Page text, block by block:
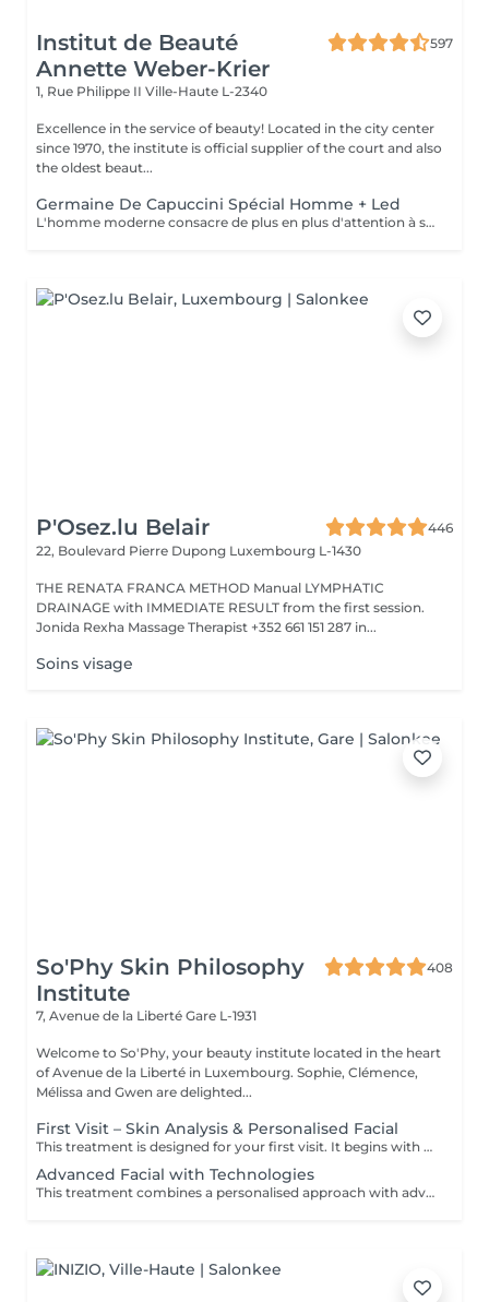
Institut de Beauté
Annette Weber-Krier
597
1, Rue Philippe II Ville-Haute L-2340
Excellence in the service of beauty! Located in the city center
since 1970, the institute is official supplier of the court and also
the oldest beaut...
Germaine De Capuccini Spécial Homme + Led
L'homme moderne consacre de plus en plus d'attention à son apparence , ce soin réparateur enlève les toxines, renforce la peau , est apaisant et rafraichissant.
P'Osez.lu Belair
446
22, Boulevard Pierre Dupong Luxembourg L-1430
THE RENATA FRANCA METHOD Manual LYMPHATIC
DRAINAGE with IMMEDIATE RESULT from the first session.
Jonida Rexha Massage Therapist +352 661 151 287 in...
Soins visage
So'Phy Skin Philosophy
Institute
408
7, Avenue de la Liberté Gare L-1931
Welcome to So'Phy, your beauty institute located in the heart
of Avenue de la Liberté in Luxembourg. Sophie, Clémence,
Mélissa and Gwen are delighted...
First Visit – Skin Analysis & Personalised Facial
This treatment is designed for your first visit. It begins with an in-depth skin analysis to understand your skin’s needs and identify any imbalances. The facial is then fully customised, using targeted techniques and products adapted to your skin. This first appointment delivers visible results while providing personalised advice to improve your skin over time.
Advanced Facial with Technologies
This treatment combines a personalised approach with advanced technologies to work deeper on the skin. Technologies are selected according to your needs to improve skin texture, hydration and signs of ageing. An ideal treatment for visible results and a more advanced approach to skin improvement.